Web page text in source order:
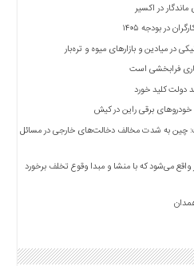
در اکسیر
در بودجه ۱۴۰۵
در میادین و بازارهای میوه و تره‌بار
فرابخشی است
کلید خورد
خودروهای برقی راین در کیش
چین به شدت مخالف دخالت‌های خارجی در مسائل
واقع می‌شود که با منشا و مبدا وقوع تخلف برخورد